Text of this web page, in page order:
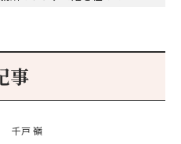
やはり私はあなたの超…
事
千戸 嶺